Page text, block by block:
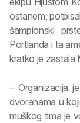
ostanem,
šampionski
Portlanda i ta
kratko je zastala
– Organizacija
dvoranama u
muškog tima je